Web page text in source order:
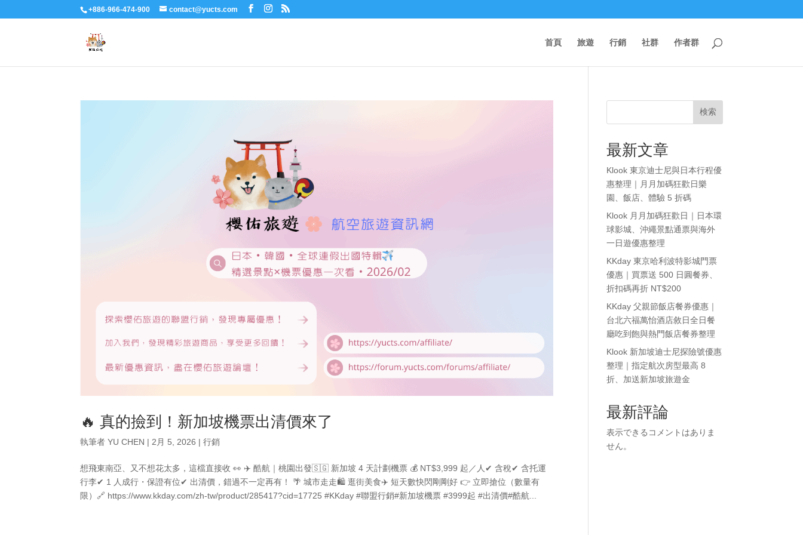
+886-966-474-900 contact@yucts.com
首頁 旅遊 行銷 社群 作者群
🔥 真的撿到！新加坡機票出清價來了
執筆者YU CHEN | 2月 5, 2026 |行銷
想飛東南亞、又不想花太多，這檔直接收 👀 ✈️ 酷航｜桃園出發🇸🇬 新加坡 4 天計劃機票 💰 NT$3,999 起／人✔ 含稅✔ 含托運
行李✔ 1 人成行・保證有位✔ 出清價，錯過不一定再有！ 🌴 城市走走🛍 逛街美食✈️ 短天數快閃剛剛好 👉 立即搶位（數量有
限）🔗 https://www.kkday.com/zh-tw/product/285417?cid=17725 #KKday #聯盟行銷#新加坡機票 #3999起 #出清價#酷航...
検索
最新文章
Klook 東京迪士尼與日本行程優
惠整理｜月月加碼狂歡日樂
園、飯店、體驗 5 折碼
Klook 月月加碼狂歡日｜日本環
球影城、沖繩景點通票與海外
一日遊優惠整理
KKday 東京哈利波特影城門票
優惠｜買票送 500 日圓餐券、
折扣碼再折 NT$200
KKday 父親節飯店餐券優惠｜
台北六福萬怡酒店敘日全日餐
廳吃到飽與熱門飯店餐券整理
Klook 新加坡迪士尼探險號優惠
整理｜指定航次房型最高 8
折、加送新加坡旅遊金
最新評論
表示できるコメントはありま
せん。